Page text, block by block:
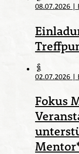
08.07.2026 |
02.07.2026 |
Fokus